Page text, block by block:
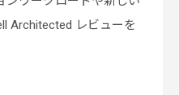
Architected レビューを